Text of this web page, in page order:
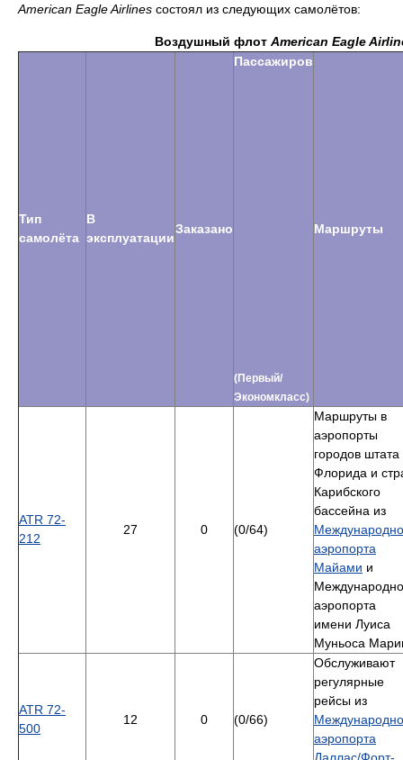
American Eagle Airlines состоял из следующих самолётов:
Воздушный флот American Eagle
Тип
самолёта
В
эксплуатации
Заказано
Пассажиров
(Первый/
Экономкласс)
Маршруты
ATR 72-
212
27 0 (0/64)
Маршруты в
аэропорты
городов штата
Флорида и
Карибского
бассейна из
аэропорта
Майами и
аэропорта
имени Луиса
Муньоса
ATR 72-
500
12 0 (0/66)
Обслуживают
регулярные
рейсы из
аэропорта